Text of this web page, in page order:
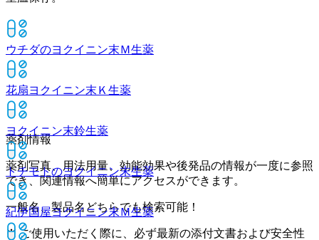
ウチダのヨクイニン末Ｍ生薬
花扇ヨクイニン末Ｋ 生薬
ヨクイニン末鈴生薬
トチモトのヨクイニン末生薬
紀伊国屋ヨクイニン末Ｍ生薬
薬剤情報
薬剤写真、用法用量、効能効果や後発品の情報が一度に参照
でき、関連情報へ簡単にアクセスができます。
一般名、製品名どちらでも検索可能！
※ ご使用いただく際に、必ず最新の添付文書および安全性